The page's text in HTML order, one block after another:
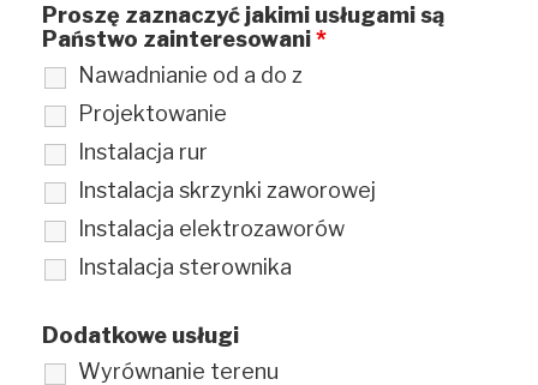
Proszę zaznaczyć jakimi usługami są
Państwo zainteresowani*
Nawadnianie od a do z
Projektowanie
Instalacja rur
Instalacja skrzynki zaworowej
Instalacja elektrozaworów
Instalacja sterownika
Dodatkowe usługi
Wyrównanie terenu